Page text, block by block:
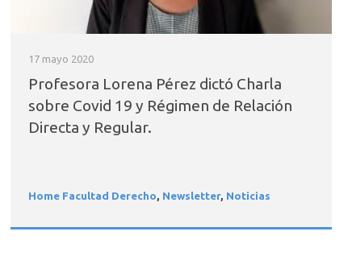
17 mayo 2020
Profesora Lorena Pérez dictó Charla
sobre Covid 19 y Régimen de Relación
Directa y Regular.
Home Facultad Derecho, Newsletter, Noticias